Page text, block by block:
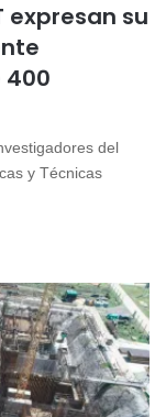
expresan su
400
del
y Técnicas